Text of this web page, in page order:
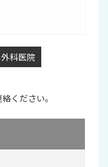
科医院
ください。